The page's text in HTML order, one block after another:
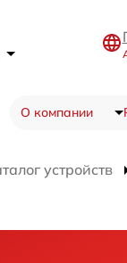
О компании
устройств